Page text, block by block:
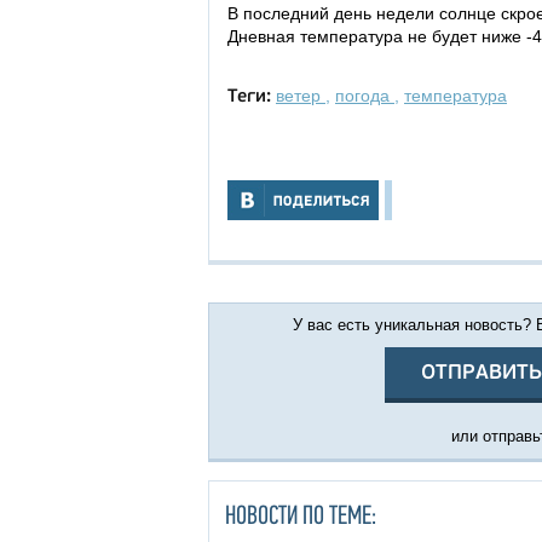
В последний день недели солнце
Дневная температура не будет ниже -
Теги: ветер погода температура
У вас есть уникальная
или
НОВОСТИ ПО ТЕМЕ: